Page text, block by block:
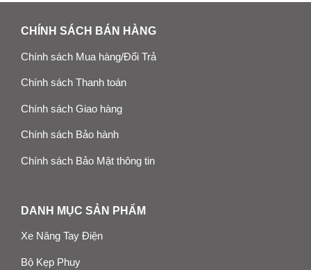
CHÍNH SÁCH BÁN HÀNG
Chính sách Mua hàng/Đổi Trả
Chính sách Thanh toán
Chính sách Giao hàng
Chính sách Bảo hành
Chính sách Bảo Mật thông tin
DANH MỤC SẢN PHẨM
Xe Nâng Tay Điện
Bộ Kẹp Phuy